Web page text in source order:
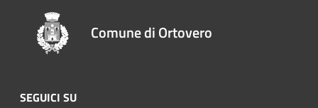
Comune di Ortovero
SEGUICI SU